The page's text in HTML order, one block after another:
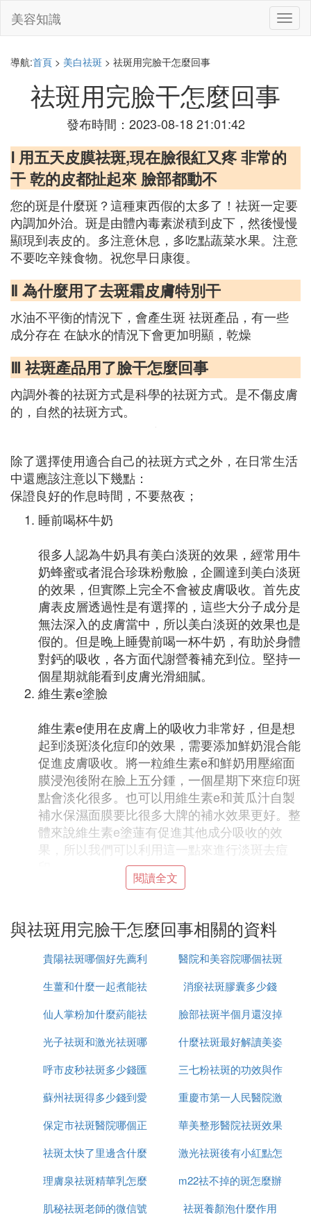
切
換
美容知識
導航:首頁 > 美白祛斑 > 祛斑用完臉干怎麼回事
祛斑用完臉干怎麼回事
發布時間：2023-08-18 21:01:42
Ⅰ 用五天皮膜祛斑,現在臉很紅又疼 非常的
干 乾的皮都扯起來 臉部都動不
您的斑是什麼斑？這種東西假的太多了！祛斑一定要
內調加外治。斑是由體內毒素淤積到皮下，然後慢慢
顯現到表皮的。多注意休息，多吃點蔬菜水果。注意
不要吃辛辣食物。祝您早日康復。
Ⅱ 為什麼用了去斑霜皮膚特別干
水油不平衡的情況下，會產生斑 祛斑產品，有一些
成分存在 在缺水的情況下會更加明顯，乾燥
Ⅲ 祛斑產品用了臉干怎麼回事
內調外養的祛斑方式是科學的祛斑方式。是不傷皮膚
的，自然的祛斑方式。
除了選擇使用適合自己的祛斑方式之外，在日常生活
中還應該注意以下幾點：
保證良好的作息時間，不要熬夜；
睡前喝杯牛奶
很多人認為牛奶具有美白淡斑的效果，經常用牛
奶蜂蜜或者混合珍珠粉敷臉，企圖達到美白淡斑
的效果，但實際上完全不會被皮膚吸收。首先皮
膚表皮層透過性是有選擇的，這些大分子成分是
無法深入的皮膚當中，所以美白淡斑的效果也是
假的。但是晚上睡覺前喝一杯牛奶，有助於身體
對鈣的吸收，各方面代謝營養補充到位。堅持一
個星期就能看到皮膚光滑細膩。
維生素e塗臉
維生素e使用在皮膚上的吸收力非常好，但是想
起到淡斑淡化痘印的效果，需要添加鮮奶混合能
促進皮膚吸收。將一粒維生素e和鮮奶用壓縮面
膜浸泡後附在臉上五分鍾，一個星期下來痘印斑
點會淡化很多。也可以用維生素e和黃瓜汁自製
補水保濕面膜要比很多大牌的補水效果更好。整
體來說維生素e塗蓮有促進其他成分吸收的效
果，所以我們可以利用這一點來進行淡斑去痘
近兩年來純露護膚成為熱門方式，提取各種鮮花
的精華製成植物純露進行濕敷，純露的製作是將
各種鮮花蒸餾收集出來的蒸餾水。這樣的爽膚水
對皮膚的適應性很高，而且分子極小，容易被吸
收。而橙花具有淡化黑色素，提亮肌膚的效果。
所以想要快速達到淡斑去痘印的效果，不妨使用
橙花純露進行濕敷，要比祛斑美白的精華更有效
果。
經常對著電子設備，對皮膚的損傷其實很大。首
先是我斑和痘印，都是因為皮膚色素的沉澱導
致，輻射會減緩皮膚對黑色素的分解，所以斑點
才會久久不祛。對此我們可以採取一些防輻射的
措施，或者放一盆綠色的植物在電腦旁邊對皮膚
有著潛移默化的作用。
閱讀全文
與祛斑用完臉干怎麼回事相關的資料
貴陽祛斑哪個好先薦利
美康
醫院和美容院哪個祛斑
好
生薑和什麼一起煮能祛
斑
消瘀祛斑膠囊多少錢
仙人掌粉加什麼葯能祛
斑
臉部祛斑半個月還沒掉
痂怎麼辦
光子祛斑和激光祛斑哪
個更安全
什麼祛斑最好解讀美姿
爾
呼市皮秒祛斑多少錢匯
仁京美
三七粉祛斑的功效與作
用是什麼
蘇州祛斑得多少錢到愛
思特簡介
重慶市第一人民醫院激
光祛斑怎麼樣
保定市祛斑醫院哪個正
規
華美整形醫院祛斑效果
怎麼樣
祛斑太快了里邊含什麼
成分
激光祛斑後有小紅點怎
麼回事
理膚泉祛斑精華乳怎麼
用
m22祛不掉的斑怎麼辦
肌秘祛斑老師的微信號
祛斑養顏泡什麼作用